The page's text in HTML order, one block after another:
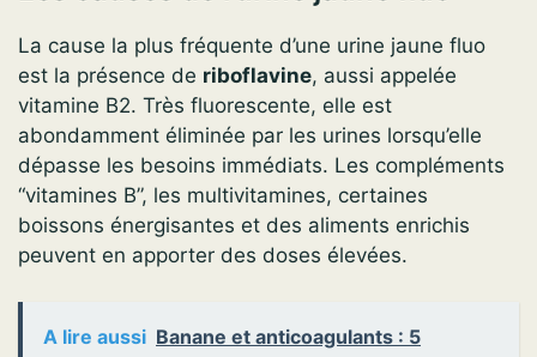
La cause la plus fréquente d’une urine jaune fluo
est la présence de riboflavine, aussi appelée
vitamine B2. Très fluorescente, elle est
abondamment éliminée par les urines lorsqu’elle
dépasse les besoins immédiats. Les compléments
“vitamines B”, les multivitamines, certaines
boissons énergisantes et des aliments enrichis
peuvent en apporter des doses élevées.
A lire aussi Banane et anticoagulants : 5